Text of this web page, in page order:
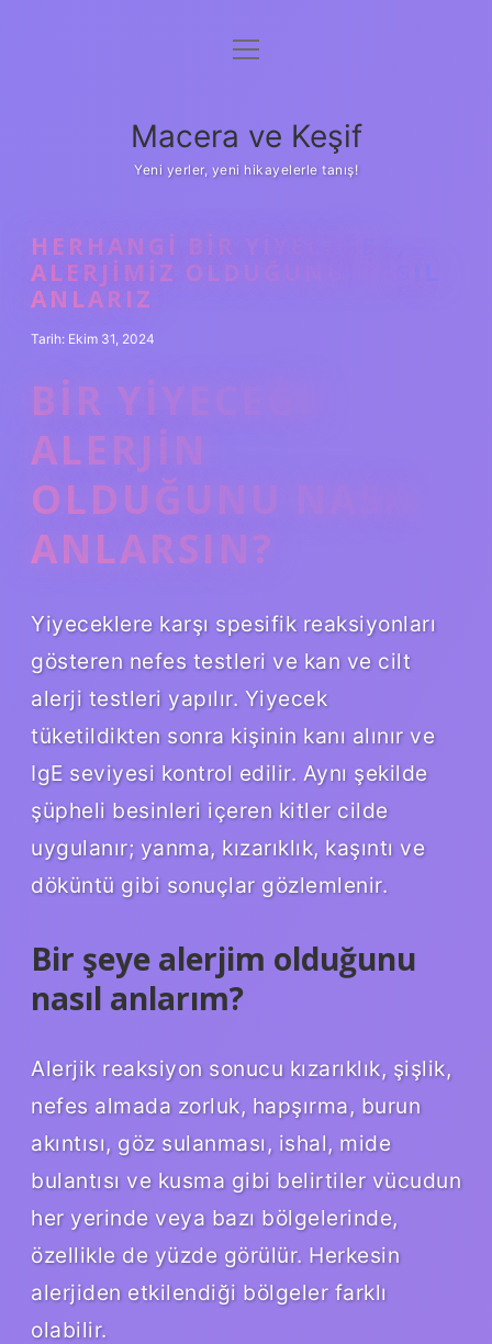
Anasayfa
Yasal Uyarı
menüyü
Macera ve Keşif
Yeni yerler, yeni hikayelerle tanış!
HERHANGI BIR YIYECEĞE
ALERJIMIZ OLDUĞUNU NASIL
ANLARIZ
Tarih: Ekim 31, 2024
BIR YIYECEĞE
ALERJIN
OLDUĞUNU NASIL
ANLARSIN?
Yiyeceklere karşı spesifik reaksiyonları
gösteren nefes testleri ve kan ve cilt
alerji testleri yapılır. Yiyecek
tüketildikten sonra kişinin kanı alınır ve
IgE seviyesi kontrol edilir. Aynı şekilde
şüpheli besinleri içeren kitler cilde
uygulanır; yanma, kızarıklık, kaşıntı ve
döküntü gibi sonuçlar gözlemlenir.
Bir şeye alerjim olduğunu
nasıl anlarım?
Alerjik reaksiyon sonucu kızarıklık, şişlik,
nefes almada zorluk, hapşırma, burun
akıntısı, göz sulanması, ishal, mide
bulantısı ve kusma gibi belirtiler vücudun
her yerinde veya bazı bölgelerinde,
özellikle de yüzde görülür. Herkesin
alerjiden etkilendiği bölgeler farklı
olabilir.